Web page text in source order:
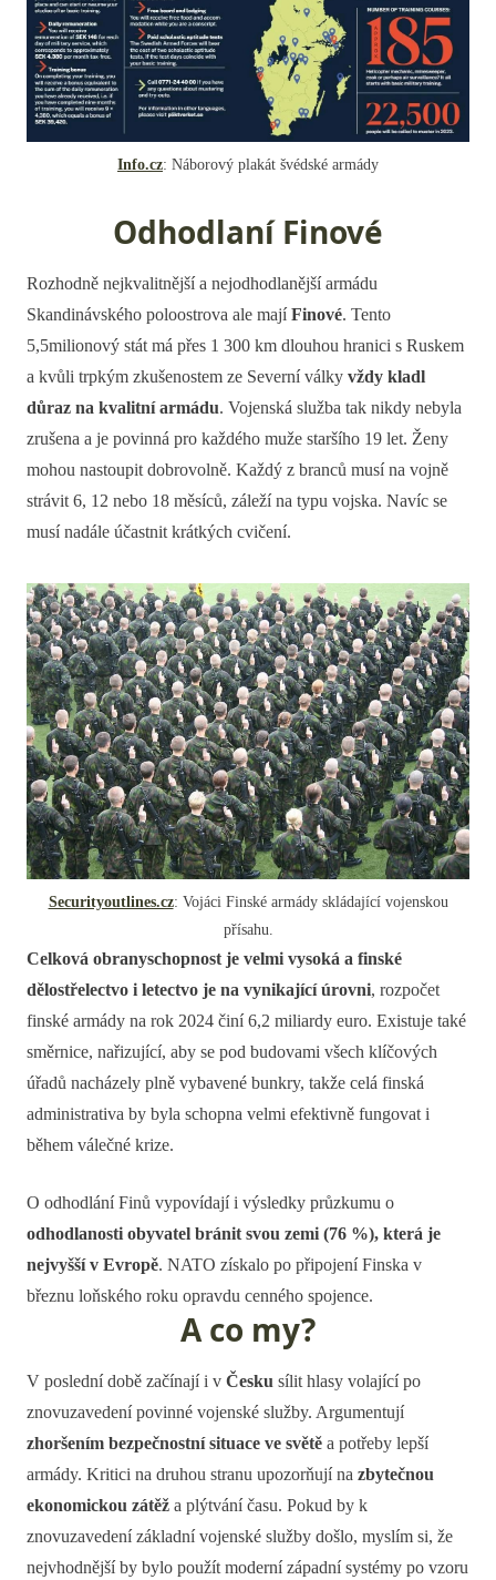
Info.cz: Náborový plakát švédské armády
Odhodlaní Finové
Rozhodně nejkvalitnější a nejodhodlanější armádu
Skandinávského poloostrova ale majíFinové. Tento
5,5milionový stát má přes 1 300 km dlouhou hranici s Ruskem
a kvůli trpkým zkušenostem ze Severní války vždy kladl
důraz na kvalitní armádu. Vojenská služba tak nikdy nebyla
zrušena a je povinná pro každého muže staršího 19 let. Ženy
mohou nastoupit dobrovolně. Každý z branců musí na vojně
strávit 6, 12 nebo 18 měsíců, záleží na typu vojska. Navíc se
musí nadále účastnit krátkých cvičení.
Securityoutlines.cz: Vojáci Finské armády skládající vojenskou
přísahu.
Celková obranyschopnost je velmi vysoká a finské
dělostřelectvo i letectvo je na vynikající úrovni, rozpočet
finské armády na rok 2024 činí 6,2 miliardy euro. Existuje také
směrnice, nařizující, aby se pod budovami všech klíčových
úřadů nacházely plně vybavené bunkry, takže celá finská
administrativa by byla schopna velmi efektivně fungovat i
během válečné krize.
O odhodlání Finů vypovídají i výsledky průzkumu o
odhodlanosti obyvatel bránit svou zemi (76 %), která je
nejvyšší v Evropě. NATO získalo po připojení Finska v
březnu loňského roku opravdu cenného spojence.
A co my?
V poslední době začínají i v Česku sílit hlasy volající po
znovuzavedení povinné vojenské služby. Argumentují
zhoršením bezpečnostní situace ve světě a potřeby lepší
armády. Kritici na druhou stranu upozorňují na zbytečnou
ekonomickou zátěž a plýtvání času. Pokud by k
znovuzavedení základní vojenské služby došlo, myslím si, že
nejvhodnější by bylo použít moderní západní systémy po vzoru